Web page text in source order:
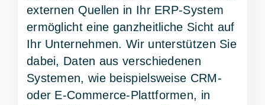
externen Quellen in Ihr ERP-System
ermöglicht eine ganzheitliche Sicht auf
Ihr Unternehmen. Wir unterstützen Sie
dabei, Daten aus verschiedenen
Systemen, wie beispielsweise CRM-
oder E-Commerce-Plattformen, in